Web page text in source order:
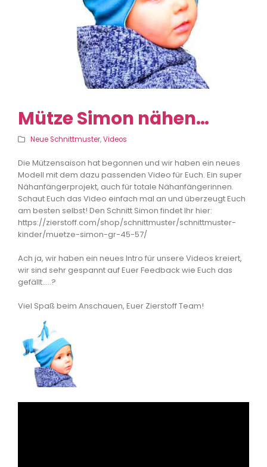
Mütze Simon nähen…
Neue Schnittmuster,Videos
Die Mützensaison hat begonnen und wir haben ein neues
Modell mit dem dazu passenden Video für Euch. Ein super
Nähanfängerprojekt, auch für totale Nähanfängerinnen.
Schaut Euch das Video einfach mal an und überzeugt Euch
am besten selbst! Den Schnitt Simon findet Ihr hier:
https://zierstoff.com/shop/schnittmuster/schnittmuster-
kinder/muetze-simon-gr-45-57/
Ach ja, wir haben ein neues Intro für unsere Videos kreiert,
wir sind sehr gespannt auf Euer Feedback wie Euch das
gefällt…..?
Viel Spaß beim Anschauen, Euer Zierstoff Team!